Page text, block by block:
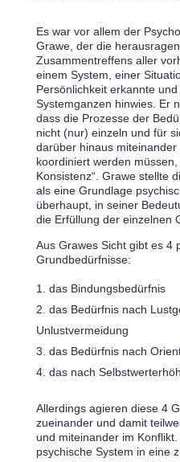
Es war vor allem der
Grawe, der die
Zusammentreffens aller
einem System, einer
Persönlichkeit erkannte
Systemganzen hinwies. Er
dass die Prozesse der
nicht (nur) einzeln und für
darüber hinaus
koordiniert werden
Konsistenz“. Grawe stellte
als eine Grundlage
überhaupt, in seiner
die Erfüllung der einzelnen
Aus Grawes Sicht gibt es 4
Grundbedürfnisse:
das Bindungsbedürfnis
das Bedürfnis nach
Unlustvermeidung
das Bedürfnis nach
das nach
Allerdings agieren diese 4
zueinander und damit
und miteinander im
psychische System in eine